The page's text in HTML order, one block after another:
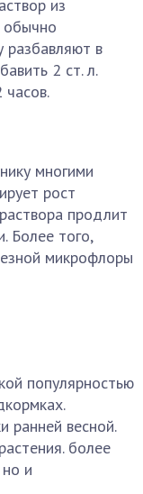
из
обычно
разбавляют в
2 ст. л.
часов.
многими
рост
продлит
Более того,
микрофлоры
популярностью
ранней весной.
более
и